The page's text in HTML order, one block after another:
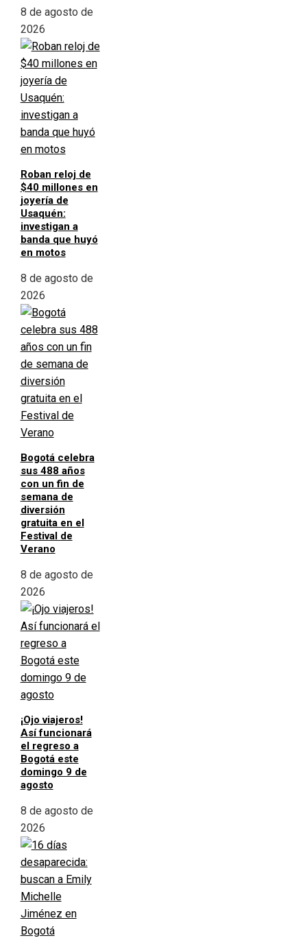
8 de agosto de
2026
Roban reloj de
$40 millones en
joyería de
Usaquén:
investigan a
banda que huyó
en motos
8 de agosto de
2026
Bogotá celebra
sus 488 años
con un fin de
semana de
diversión
gratuita en el
Festival de
Verano
8 de agosto de
2026
¡Ojo viajeros!
Así funcionará
el regreso a
Bogotá este
domingo 9 de
agosto
8 de agosto de
2026